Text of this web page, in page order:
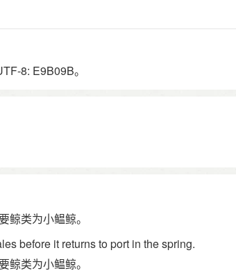
8: E9B09B。
类为小鳁鲸。
before it returns to port in the spring.
类为小鳁鲸。